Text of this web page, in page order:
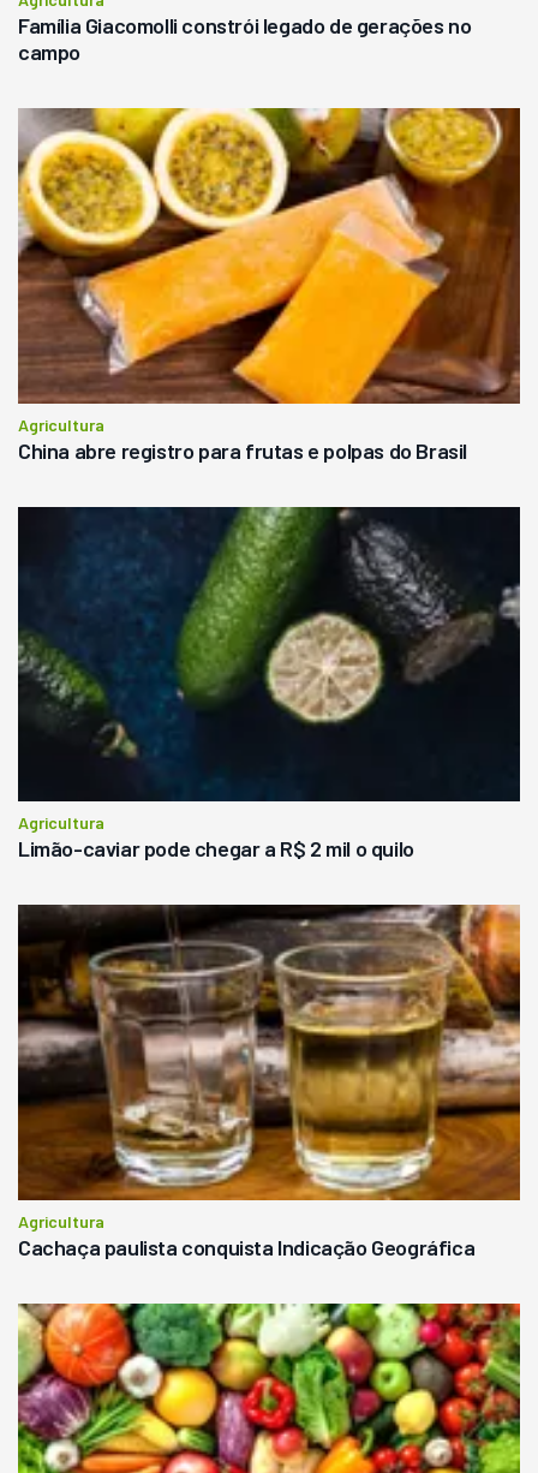
Família Giacomolli constrói legado de gerações no
campo
Agricultura
China abre registro para frutas e polpas do Brasil
Agricultura
Limão-caviar pode chegar a R$ 2 mil o quilo
Agricultura
Cachaça paulista conquista Indicação Geográfica